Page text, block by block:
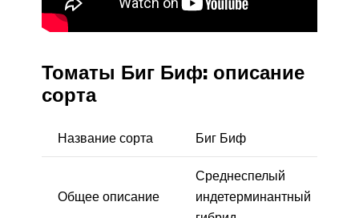
Томаты Биг Биф: описание
сорта
Название сорта Биг Биф
Общее описание
Среднеспелый
индетерминантный